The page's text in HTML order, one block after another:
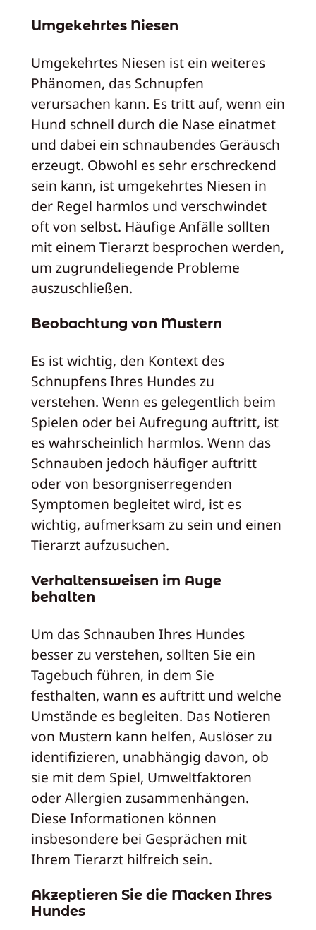
Umgekehrtes Niesen
Umgekehrtes Niesen ist ein weiteres
Phänomen, das Schnupfen
verursachen kann. Es tritt auf, wenn ein
Hund schnell durch die Nase einatmet
und dabei ein schnaubendes Geräusch
erzeugt. Obwohl es sehr erschreckend
sein kann, ist umgekehrtes Niesen in
der Regel harmlos und verschwindet
oft von selbst. Häufige Anfälle sollten
mit einem Tierarzt besprochen werden,
um zugrundeliegende Probleme
auszuschließen.
Beobachtung von Mustern
Es ist wichtig, den Kontext des
Schnupfens Ihres Hundes zu
verstehen. Wenn es gelegentlich beim
Spielen oder bei Aufregung auftritt, ist
es wahrscheinlich harmlos. Wenn das
Schnauben jedoch häufiger auftritt
oder von besorgniserregenden
Symptomen begleitet wird, ist es
wichtig, aufmerksam zu sein und einen
Tierarzt aufzusuchen.
Verhaltensweisen im Auge
behalten
Um das Schnauben Ihres Hundes
besser zu verstehen, sollten Sie ein
Tagebuch führen, in dem Sie
festhalten, wann es auftritt und welche
Umstände es begleiten. Das Notieren
von Mustern kann helfen, Auslöser zu
identifizieren, unabhängig davon, ob
sie mit dem Spiel, Umweltfaktoren
oder Allergien zusammenhängen.
Diese Informationen können
insbesondere bei Gesprächen mit
Ihrem Tierarzt hilfreich sein.
Akzeptieren Sie die Macken Ihres
Hundes